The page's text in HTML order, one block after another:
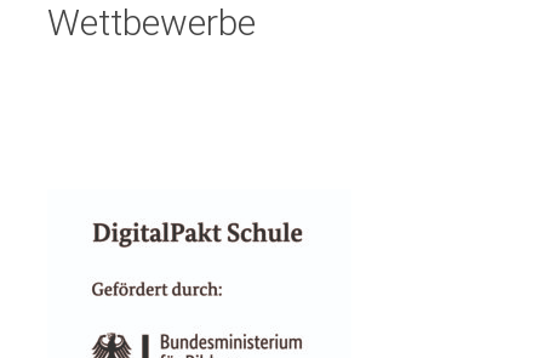
Wettbewerbe